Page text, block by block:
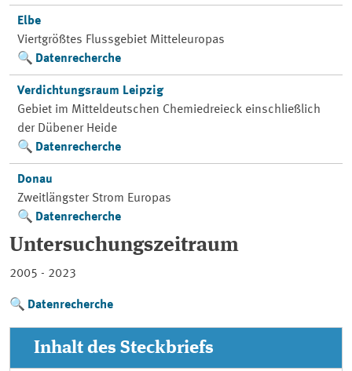
Elbe
Viertgrößtes Flussgebiet Mitteleuropas
Datenrecherche
Verdichtungsraum Leipzig
Gebiet im Mitteldeutschen Chemiedreieck einschließlich
der Dübener Heide
Datenrecherche
Donau
Zweitlängster Strom Europas
Datenrecherche
Untersuchungszeitraum
2005 - 2023
Datenrecherche
Inhalt des Steckbriefs